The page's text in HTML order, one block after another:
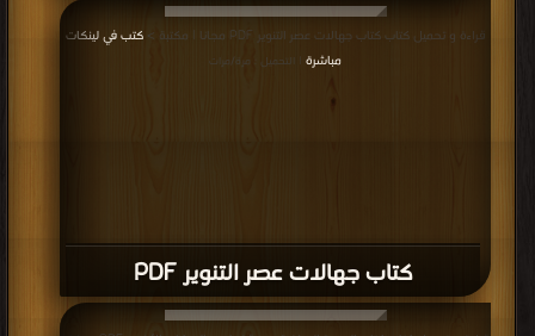
كتاب جهالات عصر التنوير PDF
قراءة و تحميل كتاب كتاب جهالات عصر التنوير PDF مجانا | مكتبة >
كتب في لينكات
مباشرة
| التحميل : مرة/مرات